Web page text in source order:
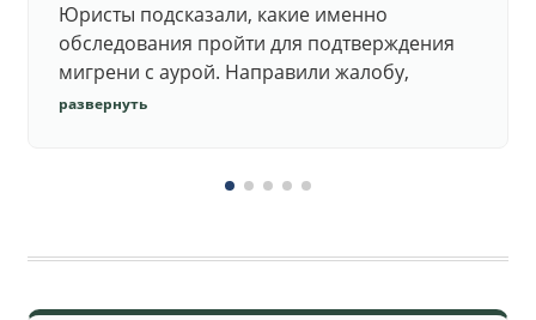
Юристы подсказали, какие именно
обследования пройти для подтверждения
мигрени с аурой. Направили жалобу,
добились повторного осмотра и списания в
развернуть